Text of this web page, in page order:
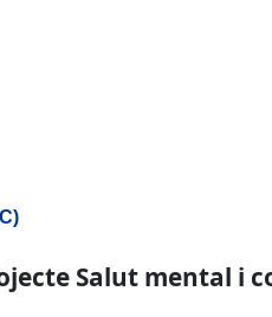
Salut mental i